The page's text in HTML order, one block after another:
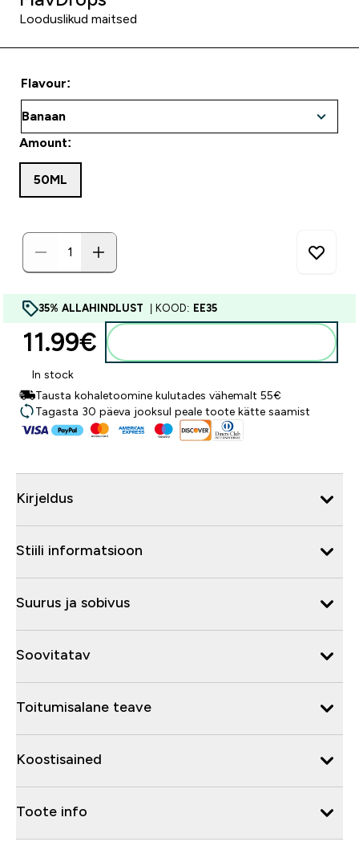
Looduslikud maitsed
Flavour:
Amount:
50ML
35% ALLAHINDLUST | KOOD: EE35
11.99€‎
In stock
Tausta kohaletoomine kulutades vähemalt 55€
Tagasta 30 päeva jooksul peale toote kätte saamist
Kirjeldus
Stiili informatsioon
Suurus ja sobivus
Soovitatav
Toitumisalane teave
Koostisained
Toote info